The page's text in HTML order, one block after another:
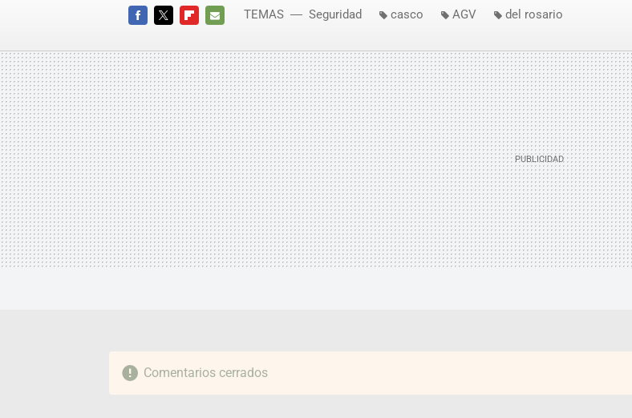
MAIL
TEMAS Seguridad casco AGV del rosario
Comentarios cerrados